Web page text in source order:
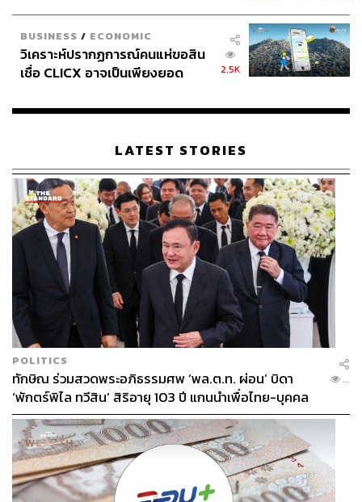
BUSINESS / ECONOMIC
วิเคราะห์ปรากฏการณ์คนแห่ขอสิน
เชื่อ CLICX อาจเป็นเพียงยอด
เรือนไทยที่ถูกซุกไว้
2.5K
LATEST STORIES
POLITICS
ทักษิณ ร่วมสวดพระอภิธรรมศพ ‘พล.ต.ท. ผ่อน’ บิดา
‘พักตร์พิไล ทวีสิน’ สิริอายุ 103 ปี แกนนำเพื่อไทย-บุคคล
หลากวงการร่วมอาลัย
...